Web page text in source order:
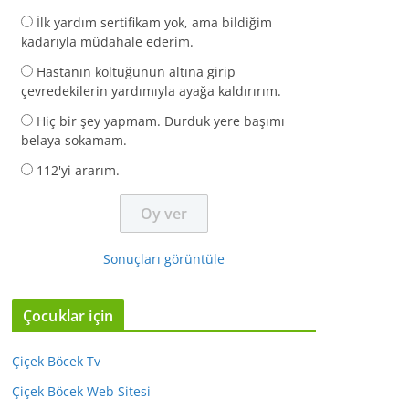
İlk yardım sertifikam yok, ama bildiğim
kadarıyla müdahale ederim.
Hastanın koltuğunun altına girip
çevredekilerin yardımıyla ayağa kaldırırım.
Hiç bir şey yapmam. Durduk yere başımı
belaya sokamam.
112'yi ararım.
Sonuçları görüntüle
Çocuklar için
Çiçek Böcek Tv
Çiçek Böcek Web Sitesi